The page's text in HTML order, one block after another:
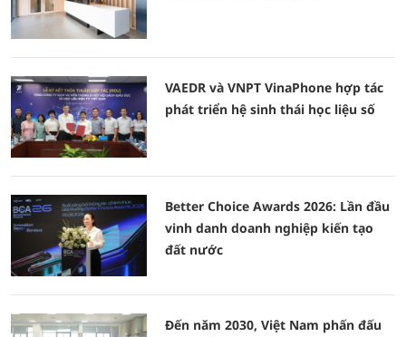
VAEDR và VNPT VinaPhone hợp tác
phát triển hệ sinh thái học liệu số
Better Choice Awards 2026: Lần đầu
vinh danh doanh nghiệp kiến tạo
đất nước
Đến năm 2030, Việt Nam phấn đấu